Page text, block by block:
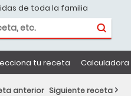
de toda la familia
tu receta
anterior Siguiente receta